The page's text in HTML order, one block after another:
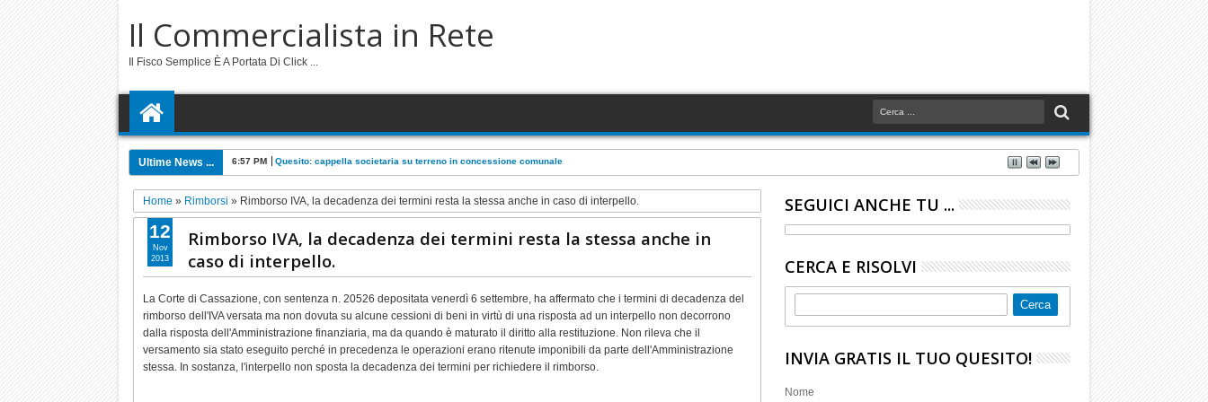
Il Commercialista in Rete
Il Fisco Semplice È A Portata Di Click ...
Ultime News ... 6:57 PM Quesito: cappella societaria su terreno in concessione comunale
Home » Rimborsi » Rimborso IVA, la decadenza dei termini resta la stessa anche in caso di interpello.
Rimborso IVA, la decadenza dei termini resta la stessa anche in
caso di interpello.
La Corte di Cassazione, con sentenza n. 20526 depositata venerdì 6 settembre, ha affermato che i termini di decadenza del
rimborso dell'IVA versata ma non dovuta su alcune cessioni di beni in virtù di una risposta ad un interpello non decorrono
dalla risposta dell'Amministrazione finanziaria, ma da quando è maturato il diritto alla restituzione. Non rileva che il
versamento sia stato eseguito perché in precedenza le operazioni erano ritenute imponibili da parte dell'Amministrazione
stessa. In sostanza, l'interpello non sposta la decadenza dei termini per richiedere il rimborso.
12
Nov
2013
SEGUICI ANCHE TU ...
CERCA E RISOLVI
INVIA GRATIS IL TUO QUESITO!
Nome